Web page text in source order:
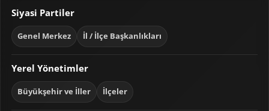
Siyasi Partiler
Genel Merkez İl / İlçe Başkanlıkları
Yerel Yönetimler
Büyükşehir ve İller İlçeler